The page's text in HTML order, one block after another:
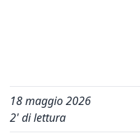
18 maggio 2026
2' di lettura